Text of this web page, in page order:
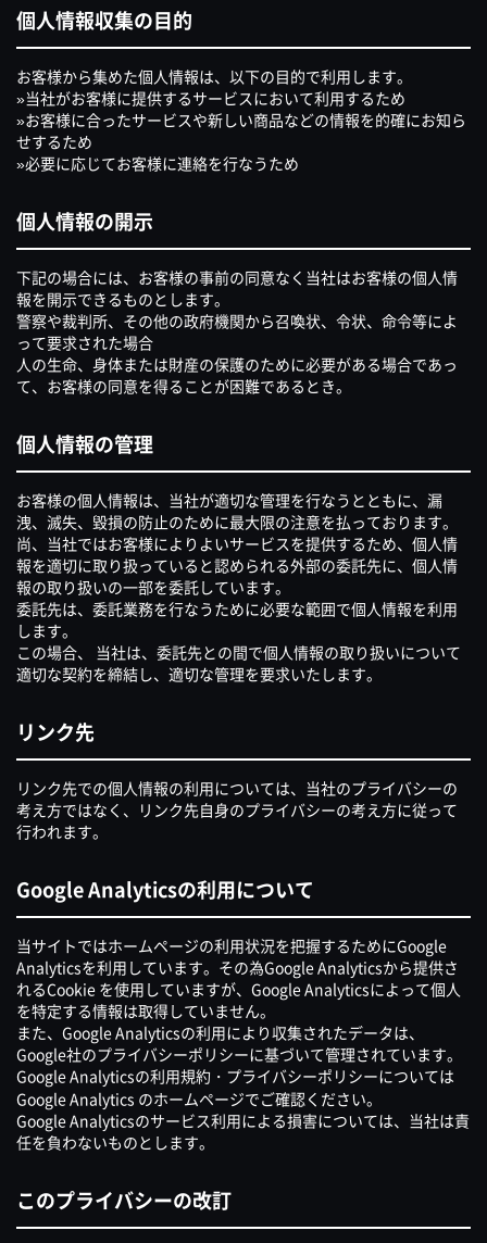
個人情報収集の目的
お客様から集めた個人情報は、以下の目的で利用します。
»当社がお客様に提供するサービスにおいて利用するため
»お客様に合ったサービスや新しい商品などの情報を的確にお知ら
せするため
»必要に応じてお客様に連絡を行なうため
個人情報の開示
下記の場合には、お客様の事前の同意なく当社はお客様の個人情
報を開示できるものとします。
警察や裁判所、その他の政府機関から召喚状、令状、命令等によ
って要求された場合
人の生命、身体または財産の保護のために必要がある場合であっ
て、お客様の同意を得ることが困難であるとき。
個人情報の管理
お客様の個人情報は、当社が適切な管理を行なうとともに、漏
洩、滅失、毀損の防止のために最大限の注意を払っております。
尚、当社ではお客様によりよいサービスを提供するため、個人情
報を適切に取り扱っていると認められる外部の委託先に、個人情
報の取り扱いの一部を委託しています。
委託先は、委託業務を行なうために必要な範囲で個人情報を利用
します。
この場合、 当社は、委託先との間で個人情報の取り扱いについて
適切な契約を締結し、適切な管理を要求いたします。
リンク先
リンク先での個人情報の利用については、当社のプライバシーの
考え方ではなく、リンク先自身のプライバシーの考え方に従って
行われます。
Google Analyticsの利用について
当サイトではホームページの利用状況を把握するためにGoogle
Analyticsを利用しています。その為Google Analyticsから提供さ
れるCookie を使用していますが、Google Analyticsによって個人
を特定する情報は取得していません。
また、Google Analyticsの利用により収集されたデータは、
Google社のプライバシーポリシーに基づいて管理されています。
Google Analyticsの利用規約・プライバシーポリシーについては
Google Analytics のホームページでご確認ください。
Google Analyticsのサービス利用による損害については、当社は責
任を負わないものとします。
このプライバシーの改訂